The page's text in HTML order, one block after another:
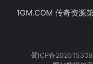
1GM.COM 传奇资源
蜀ICP备